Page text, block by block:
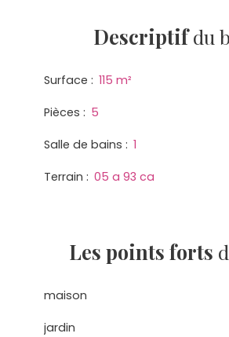
Descriptifdu
Surface : 115 m²
Pièces : 5
Salle de bains : 1
Terrain : 05 a 93 ca
Les points forts
maison
jardin